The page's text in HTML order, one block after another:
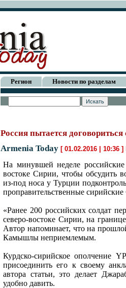
Регион Новости по разделам
Россия пытается
Armenia Today [ 01.02.2016 | 10:36 ]
На минувшей неделе
востоке Сирии, чтобы обсудить
из-под носа у Турции
проправительственные
«Ранее 200 российских солдат
северо-востоке Сирии, на
Автор напоминает, что на
Камышлы неприемлемым.
Курдско-сирийское ополчение
присоединить его к своему
автора статьи, это делает
удобно давить.